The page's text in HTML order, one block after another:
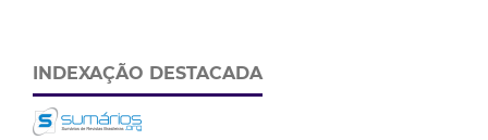
INDEXAÇÃO DESTACADA